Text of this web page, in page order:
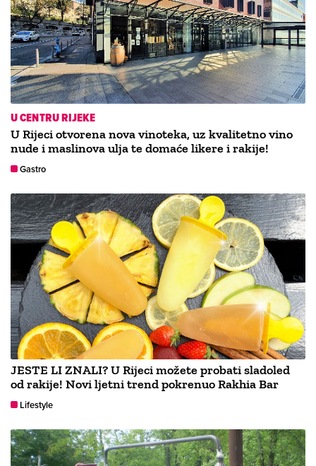
U CENTRU RIJEKE
U Rijeci otvorena nova vinoteka, uz kvalitetno vino
nude i maslinova ulja te domaće likere i rakije!
Gastro
JESTE LI ZNALI? U Rijeci možete probati sladoled
od rakije! Novi ljetni trend pokrenuo Rakhia Bar
Lifestyle